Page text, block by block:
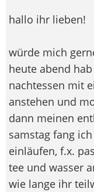
hallo ihr lieben!
würde mich
heute abend
nachtessen mit
anstehen und
dann meinen
samstag fang
einläufen, f.x.
tee und wasser
wie lange ihr